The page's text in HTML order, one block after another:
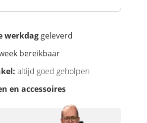
werkdaggeleverd
bereikbaar
altijd goed geholpen
en accessoires